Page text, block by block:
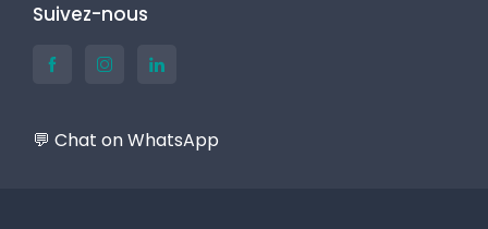
Suivez-nous
💬 Chat on WhatsApp